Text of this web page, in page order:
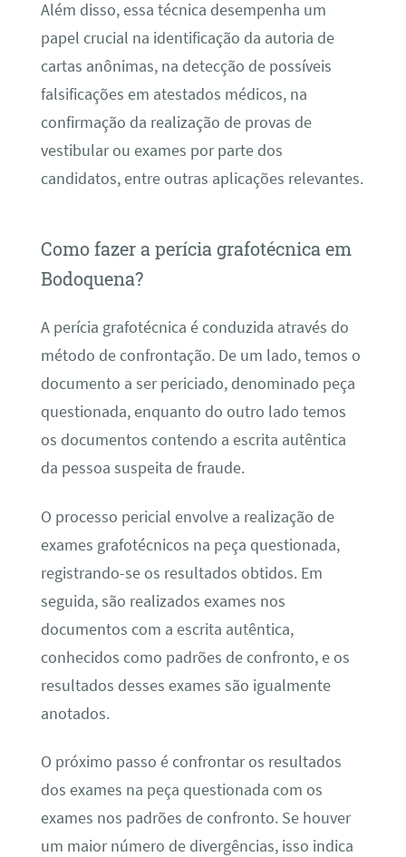
Além disso, essa técnica desempenha um
papel crucial na identificação da autoria de
cartas anônimas, na detecção de possíveis
falsificações em atestados médicos, na
confirmação da realização de provas de
vestibular ou exames por parte dos
candidatos, entre outras aplicações relevantes.
Como fazer a perícia grafotécnica em
Bodoquena?
A perícia grafotécnica é conduzida através do
método de confrontação. De um lado, temos o
documento a ser periciado, denominado peça
questionada, enquanto do outro lado temos
os documentos contendo a escrita autêntica
da pessoa suspeita de fraude.
O processo pericial envolve a realização de
exames grafotécnicos na peça questionada,
registrando-se os resultados obtidos. Em
seguida, são realizados exames nos
documentos com a escrita autêntica,
conhecidos como padrões de confronto, e os
resultados desses exames são igualmente
anotados.
O próximo passo é confrontar os resultados
dos exames na peça questionada com os
exames nos padrões de confronto. Se houver
um maior número de divergências, isso indica